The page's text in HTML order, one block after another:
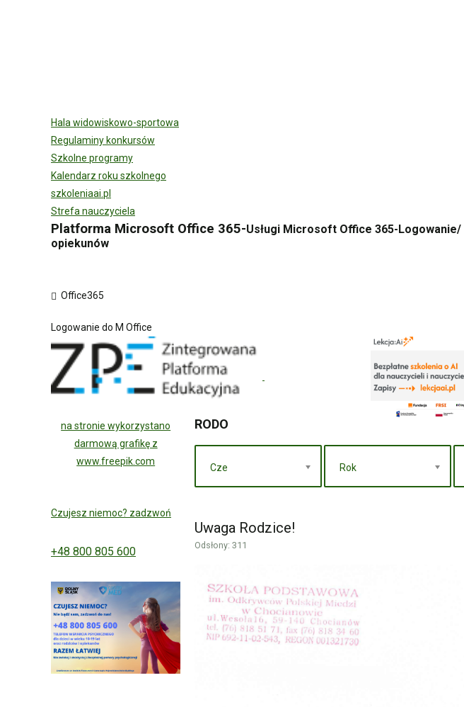
Hala widowiskowo-sportowa
Regulaminy konkursów
Szkolne programy
Kalendarz roku szkolnego
szkoleniaai.pl
Strefa nauczyciela
Platforma Microsoft Office 365-Usługi Microsoft Office 365-Logowanie/
opiekunów
Office365
Logowanie do M Office
RODO
Cze Rok
Uwaga Rodzice!
Odsłony: 311
na stronie wykorzystano
darmową grafikę z
www.freepik.com
Czujesz niemoc? zadzwoń
+48 800 805 600